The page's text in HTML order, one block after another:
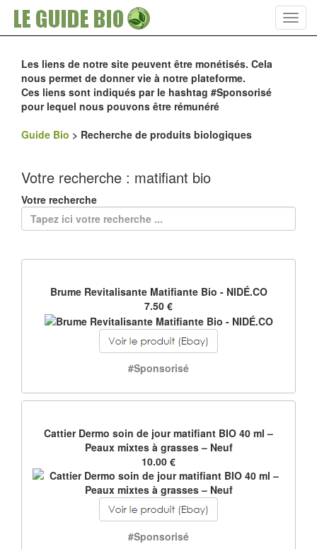
Les liens de notre site peuvent être monétisés. Cela
nous permet de donner vie à notre plateforme.
Ces liens sont indiqués par le hashtag #Sponsorisé
pour lequel nous pouvons être rémunéré
Guide Bio > Recherche de produits biologiques
Votre recherche : matifiant bio
Votre recherche
Brume Revitalisante Matifiante Bio - NIDÉ.CO
7.50 €
#Sponsorisé
Cattier Dermo soin de jour matifiant BIO 40 ml –
Peaux mixtes à grasses – Neuf
10.00 €
#Sponsorisé